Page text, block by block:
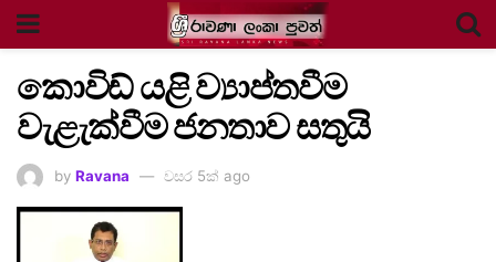
කොවිඩ් යළි ව්‍යාප්තවීම
වැළැක්වීම ජනතාව සතුයි
by Ravana වසර 5ක් ago